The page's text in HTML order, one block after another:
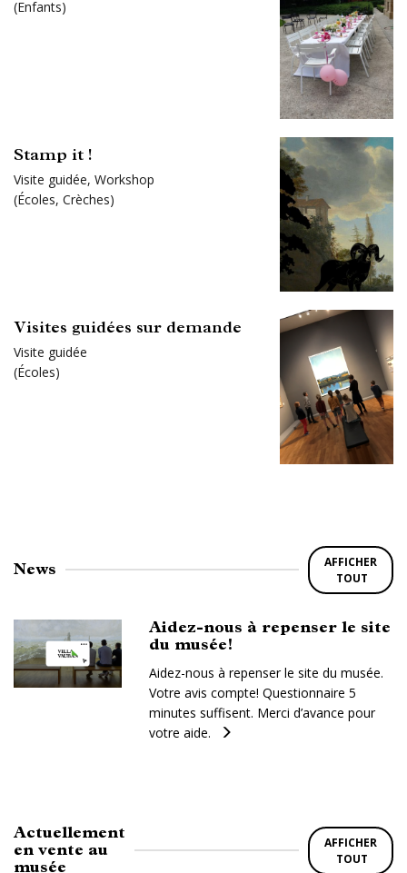
(Enfants)
Stamp it !
Visite guidée, Workshop
(Écoles, Crèches)
Visites guidées sur demande
Visite guidée
(Écoles)
News
AFFICHER
TOUT
Aidez-nous à repenser le site
du musée!
Aidez-nous à repenser le site du musée.
Votre avis compte! Questionnaire 5
minutes suffisent. Merci d’avance pour
votre aide.
Actuellement
en vente au
musée
AFFICHER
TOUT